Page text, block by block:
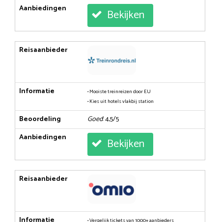
Aanbiedingen Bekijken
Reisaanbieder
Informatie
• Mooiste treinreizen door EU
• Kies uit hotels vlakbij station
Beoordeling Goed: 4,5/5
Aanbiedingen
Bekijken
Reisaanbieder